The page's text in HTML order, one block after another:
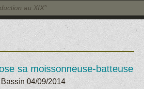
au XIX°
sa moissonneuse-batteuse
04/09/2014